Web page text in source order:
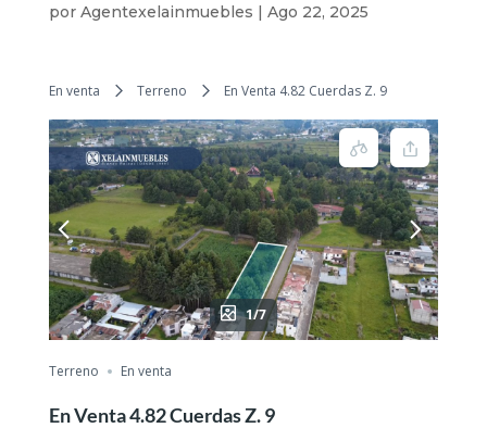
por Agentexelainmuebles | Ago 22, 2025
En venta Terreno En Venta 4.82 Cuerdas Z. 9
1/7
Terreno En venta
En Venta 4.82 Cuerdas Z. 9